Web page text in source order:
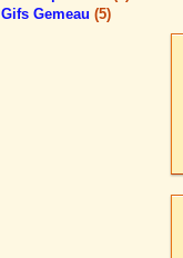
Gifs Gemeau (5)